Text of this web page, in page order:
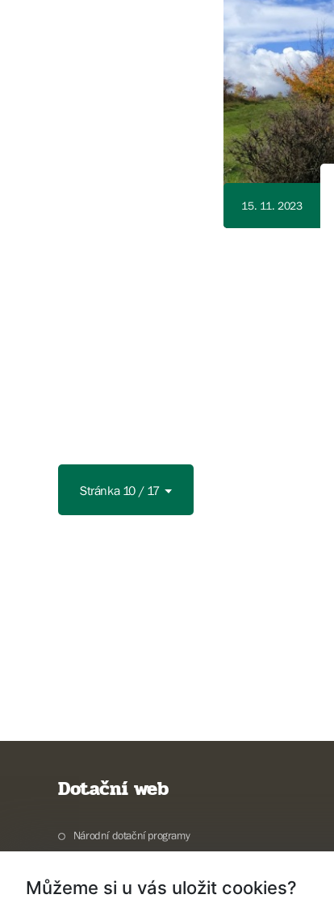
15. 11. 2023
Stránka 10 / 17
Dotační web
Národní dotační programy
Příklady dobré praxe
Můžeme si u vás uložit cookies?